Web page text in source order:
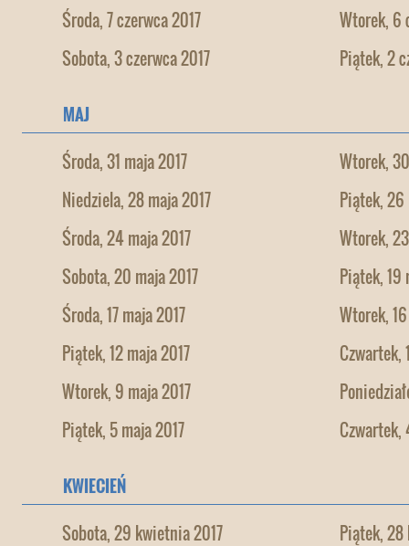
Środa, 7 czerwca 2017
Wtorek, 6
Sobota, 3 czerwca 2017
Piątek, 2
MAJ
Środa, 31 maja 2017
Wtorek,
Niedziela, 28 maja 2017
Piątek, 26
Środa, 24 maja 2017
Wtorek,
Sobota, 20 maja 2017
Piątek, 19
Środa, 17 maja 2017
Wtorek,
Piątek, 12 maja 2017
Czwartek,
Wtorek, 9 maja 2017
Piątek, 5 maja 2017
Czwartek,
KWIECIEŃ
Sobota, 29 kwietnia 2017
Piątek,